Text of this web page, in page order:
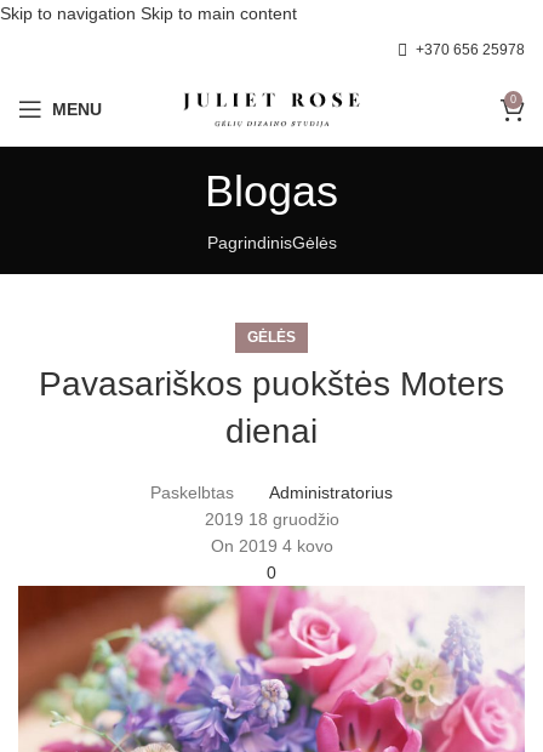
Skip to navigation Skip to main content
+370 656 25978
MENU 0
Blogas
PagrindinisGėlės
GĖLĖS
Pavasariškos puokštės Moters
dienai
Paskelbtas
Administratorius
2019 18 gruodžio
On 2019 4 kovo
0